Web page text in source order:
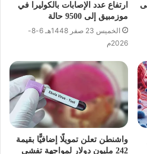
ارتفاع عدد الإصابات بالكوليرا في
موزمبيق إلى 9500 حالة
الخميس 23 صفر 1448هـ 6-8-
2026م
واشنطن تعلن تمويلًا إضافيًّا بقيمة
242 مليون دولار لمواجهة تفشي